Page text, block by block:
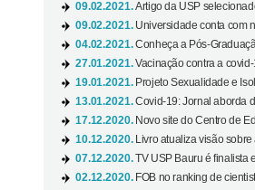
09.02.2021.Artigo da USP
09.02.2021. Universidade conta com
04.02.2021.Conheça a Pós-
27.01.2021.Vacinação contra a
19.01.2021. Projeto Sexualidade e
13.01.2021.Covid-19: Jornal aborda
17.12.2020. Novo site do Centro de
10.12.2020.
Livro atualiza visão
07.12.2020.TV USP Bauru é finalista
02.12.2020. FOB no ranking de